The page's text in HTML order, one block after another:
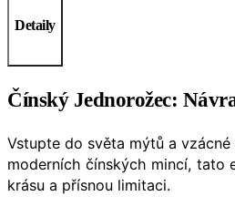
Detaily
Čínský Jednorožec:
Vstupte do světa mýtů a vzácné
moderních čínských mincí, tato
krásu a přísnou limitaci.